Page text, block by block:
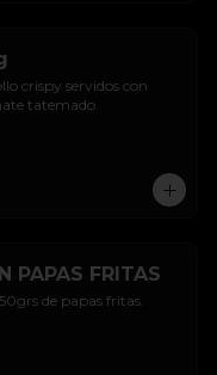
crispy servidos con
tatemado.
PAPAS FRITAS
de papas fritas.